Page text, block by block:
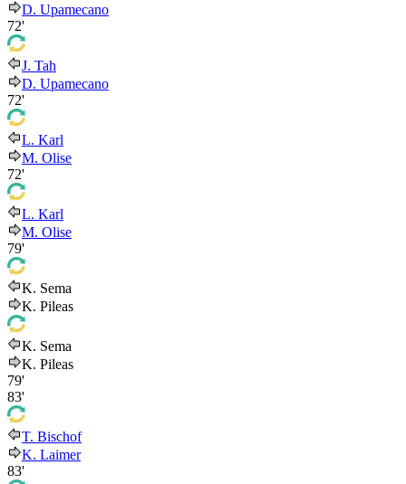
D. Upamecano
72'
J. Tah
D. Upamecano
72'
L. Karl
M. Olise
72'
L. Karl
M. Olise
79'
K. Sema
K. Pileas
K. Sema
K. Pileas
79'
83'
T. Bischof
K. Laimer
83'